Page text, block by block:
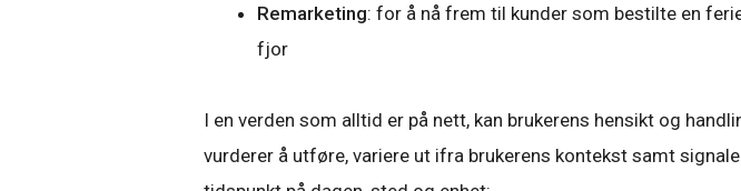
Remarketing: for å nå frem til kunder som bestilte en
fjor
I en verden som alltid er på nett, kan brukerens hensikt og
vurderer å utføre, variere ut ifra brukerens kontekst samt